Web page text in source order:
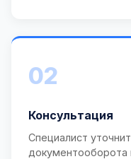
02
Консультация
Специалист
документооборота